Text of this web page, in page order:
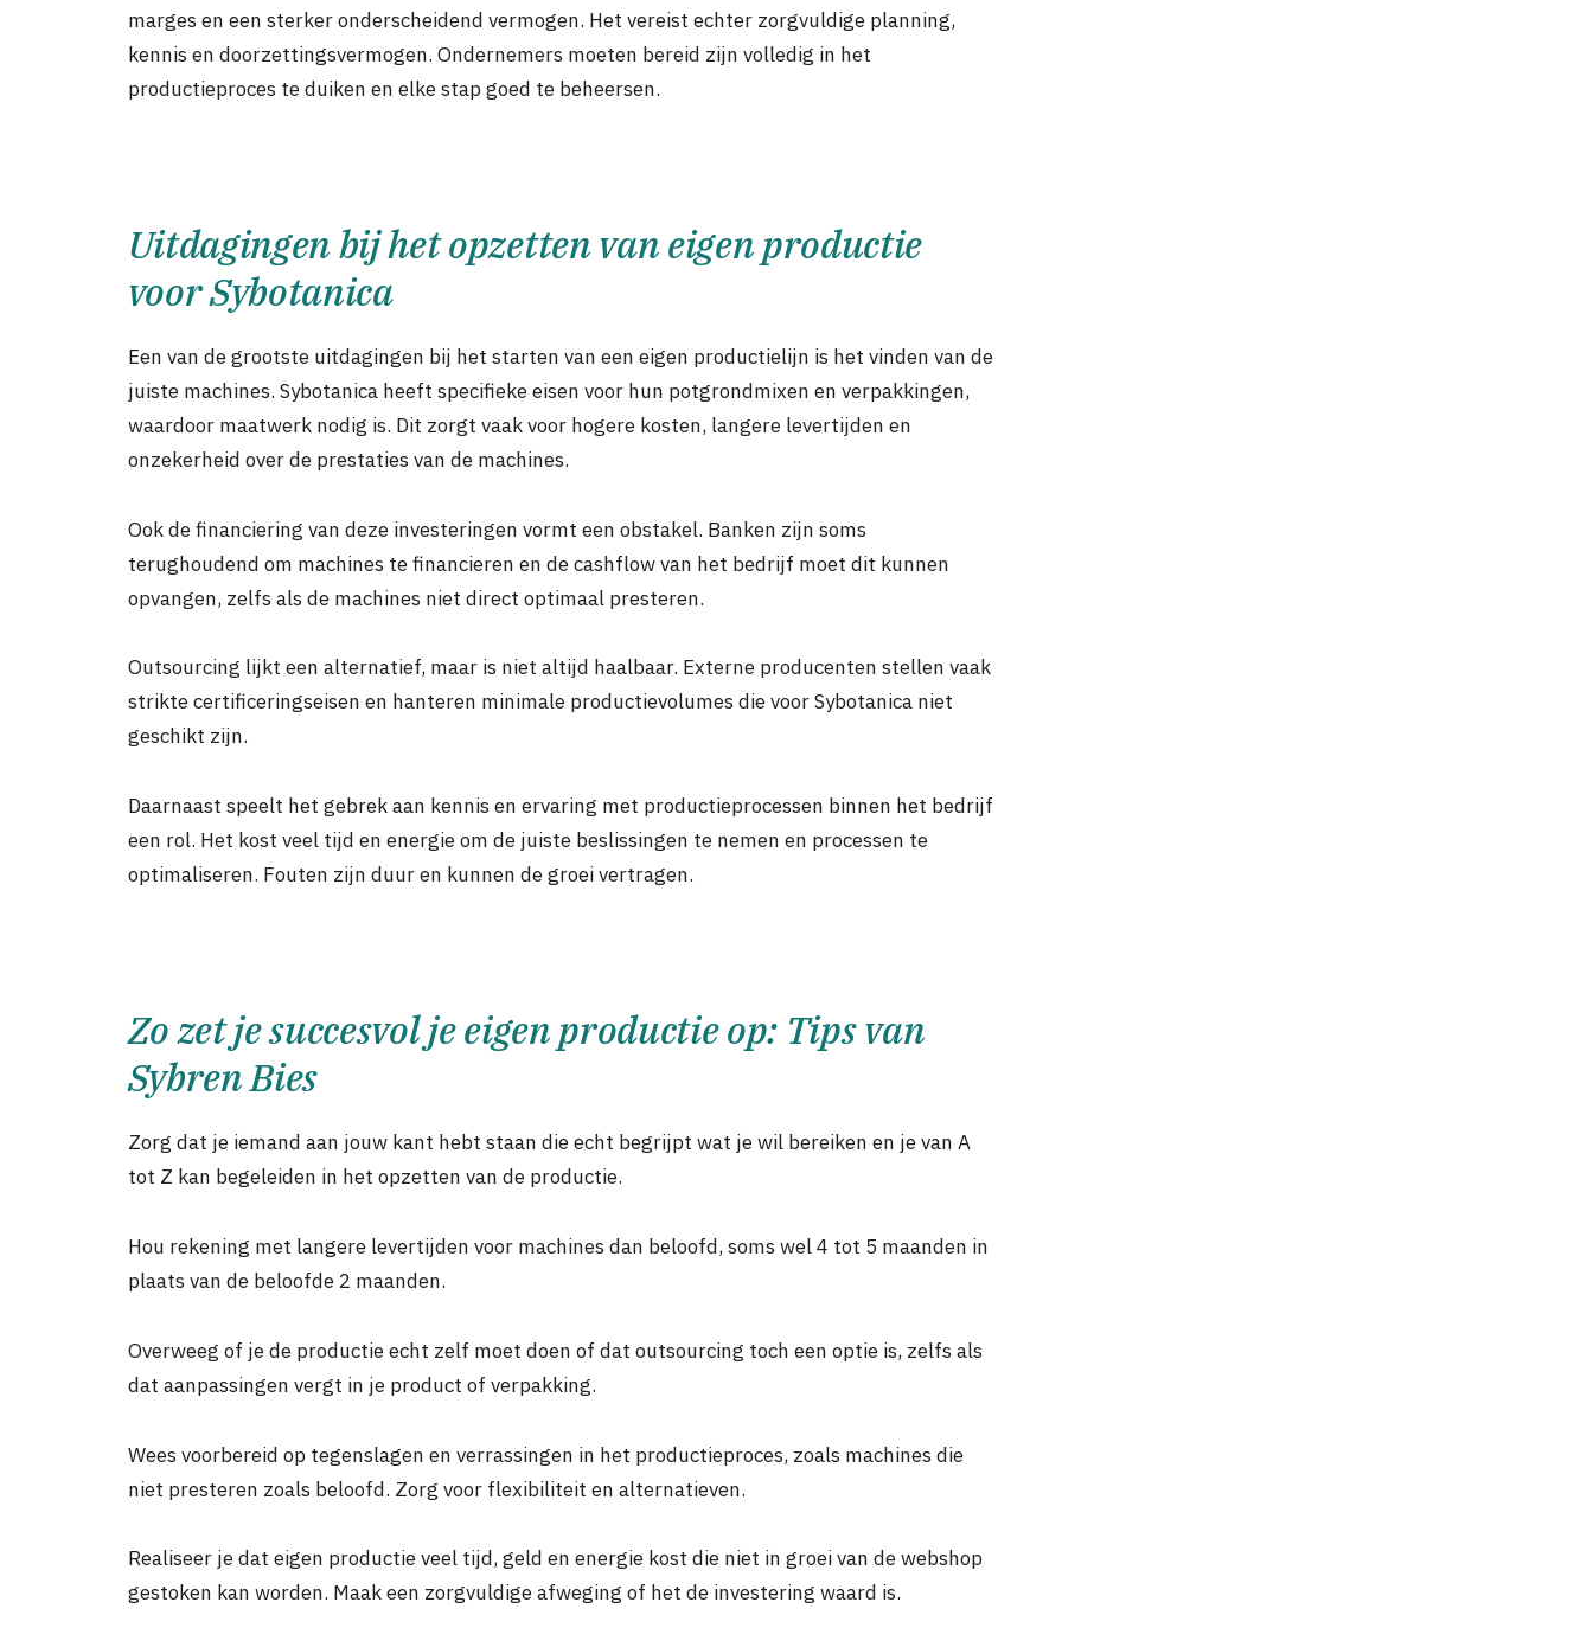
marges en een sterker onderscheidend vermogen. Het vereist echter zorgvuldige planning,
kennis en doorzettingsvermogen. Ondernemers moeten bereid zijn volledig in het
productieproces te duiken en elke stap goed te beheersen.
Uitdagingen bij het opzetten van eigen productie
voor Sybotanica
Een van de grootste uitdagingen bij het starten van een eigen productielijn is het vinden van de
juiste machines. Sybotanica heeft specifieke eisen voor hun potgrondmixen en verpakkingen,
waardoor maatwerk nodig is. Dit zorgt vaak voor hogere kosten, langere levertijden en
onzekerheid over de prestaties van de machines.
Ook de financiering van deze investeringen vormt een obstakel. Banken zijn soms
terughoudend om machines te financieren en de cashflow van het bedrijf moet dit kunnen
opvangen, zelfs als de machines niet direct optimaal presteren.
Outsourcing lijkt een alternatief, maar is niet altijd haalbaar. Externe producenten stellen vaak
strikte certificeringseisen en hanteren minimale productievolumes die voor Sybotanica niet
geschikt zijn.
Daarnaast speelt het gebrek aan kennis en ervaring met productieprocessen binnen het bedrijf
een rol. Het kost veel tijd en energie om de juiste beslissingen te nemen en processen te
optimaliseren. Fouten zijn duur en kunnen de groei vertragen.
Zo zet je succesvol je eigen productie op: Tips van
Sybren Bies
Zorg dat je iemand aan jouw kant hebt staan die echt begrijpt wat je wil bereiken en je van A
tot Z kan begeleiden in het opzetten van de productie.
Hou rekening met langere levertijden voor machines dan beloofd, soms wel 4 tot 5 maanden in
plaats van de beloofde 2 maanden.
Overweeg of je de productie echt zelf moet doen of dat outsourcing toch een optie is, zelfs als
dat aanpassingen vergt in je product of verpakking.
Wees voorbereid op tegenslagen en verrassingen in het productieproces, zoals machines die
niet presteren zoals beloofd. Zorg voor flexibiliteit en alternatieven.
Realiseer je dat eigen productie veel tijd, geld en energie kost die niet in groei van de webshop
gestoken kan worden. Maak een zorgvuldige afweging of het de investering waard is.